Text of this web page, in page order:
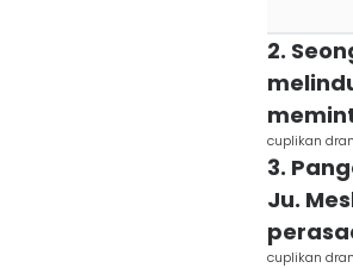
2.
cuplikan
3.
Ju.
cuplikan